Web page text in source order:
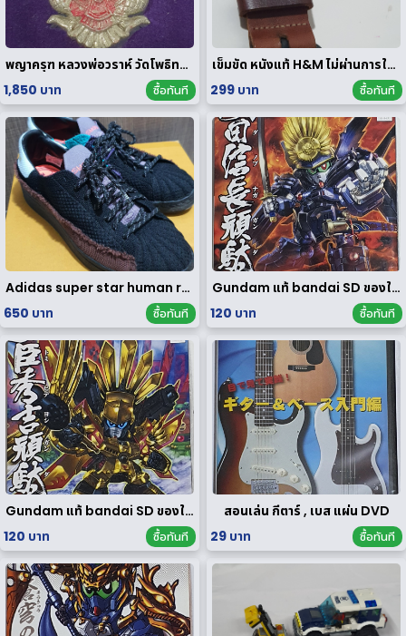
พญาครุฑ หลวงพ่อวราห์ วัดโพธิทอง มหาบารมี2 เนื้อสัมฤทธิ์เงิน
1,850 บาท
ซื้อทันที
เข็มขัด หนังแท้ H&M ไม่ผ่านการใช้งาน
299 บาท
ซื้อทันที
Adidas super star human race limited edition
650 บาท
ซื้อทันที
Gundam แท้ bandai SD ของใหม่
120 บาท
ซื้อทันที
Gundam แท้ bandai SD ของใหม่
120 บาท
ซื้อทันที
สอนเล่น กีตาร์ , เบส แผ่น DVD
29 บาท
ซื้อทันที